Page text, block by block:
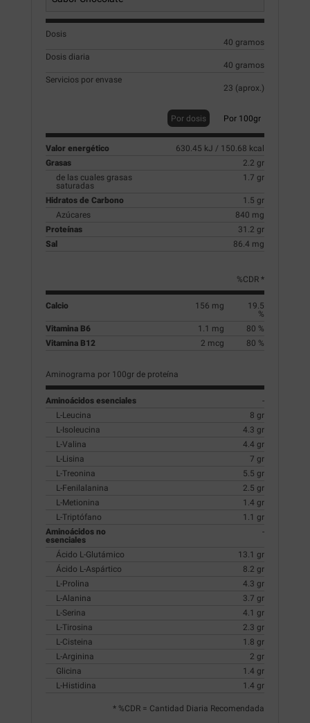
Dosis
40 gramos
Dosis diaria
40 gramos
Servicios por envase
23 (aprox.)
Por dosis Por 100gr
Valor energético
630.45 kJ / 150.68 kcal
Grasas
2.2 gr
de las cuales grasas
saturadas
1.7 gr
Hidratos de Carbono
1.5 gr
Azúcares
840 mg
Proteínas
31.2 gr
Sal
86.4 mg
%CDR *
Calcio 156 mg
19.5
%
Vitamina B6
1.1 mg
80 %
Vitamina B12
2 mcg 80 %
Aminograma por 100gr de proteína
Aminoácidos esenciales
-
L-Leucina
8 gr
L-Isoleucina
4.3 gr
L-Valina
4.4 gr
L-Lisina
7 gr
L-Treonina
5.5 gr
L-Fenilalanina
2.5 gr
L-Metionina
1.4 gr
L-Triptófano
1.1 gr
Aminoácidos no
esenciales
-
Ácido L-Glutámico
13.1 gr
Ácido L-Aspártico
8.2 gr
L-Prolina
4.3 gr
L-Alanina
3.7 gr
L-Serina
4.1 gr
L-Tirosina
2.3 gr
L-Cisteina
1.8 gr
L-Arginina
2 gr
Glicina
1.4 gr
L-Histidina
1.4 gr
* %CDR = Cantidad Diaria Recomendada